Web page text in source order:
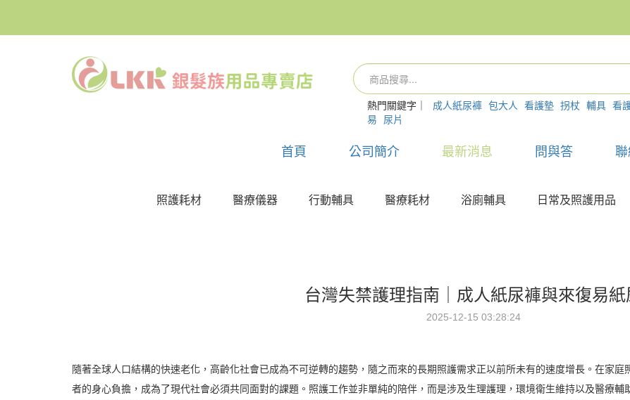
熱門關鍵字｜ 成人紙尿褲 包大人 看護墊 拐杖 輔具 看
易 尿片
首頁 公司簡介 最新消息 問與答
照護耗材 醫療儀器 行動輔具 醫療耗材 浴廁輔具 日常及照護用品
台灣失禁護理指南｜成人紙尿褲與來復易紙
2025-12-15 03:28:24
隨著全球人口結構的快速老化，高齡化社會已成為不可逆轉的趨勢，隨之而來的長期照護需求正以前所未有的速度增長。在家
者的身心負擔，成為了現代社會必須共同面對的課題。照護工作並非單純的陪伴，而是涉及生理護理，環境衛生維持以及醫療